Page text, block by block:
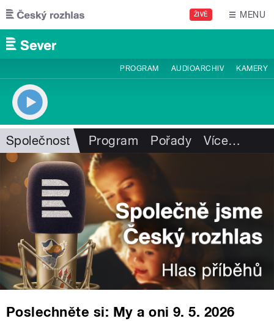
Přejít k hlavnímu obsahu
ŽIVĚ MENU
PROGRAM AUDIOARCHIV KAMERY
Společnost Program Pořady Více…
Poslechněte si: My a oni 9. 5. 2026